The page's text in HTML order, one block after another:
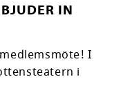
IN
I
i